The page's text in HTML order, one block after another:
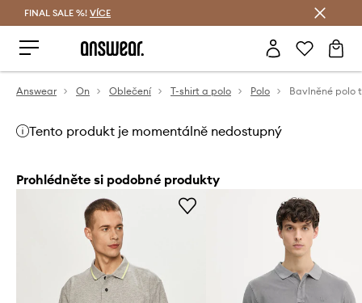
FINAL SALE %! VÍCE
Answear On Oblečení T-shirt a polo Polo
Tento produkt je momentálně nedostupný
Prohlédněte si podobné produkty